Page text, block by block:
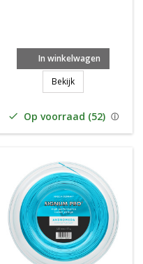
In winkelwagen
BekijkSIGNUM PRO
 Op voorraad (52)